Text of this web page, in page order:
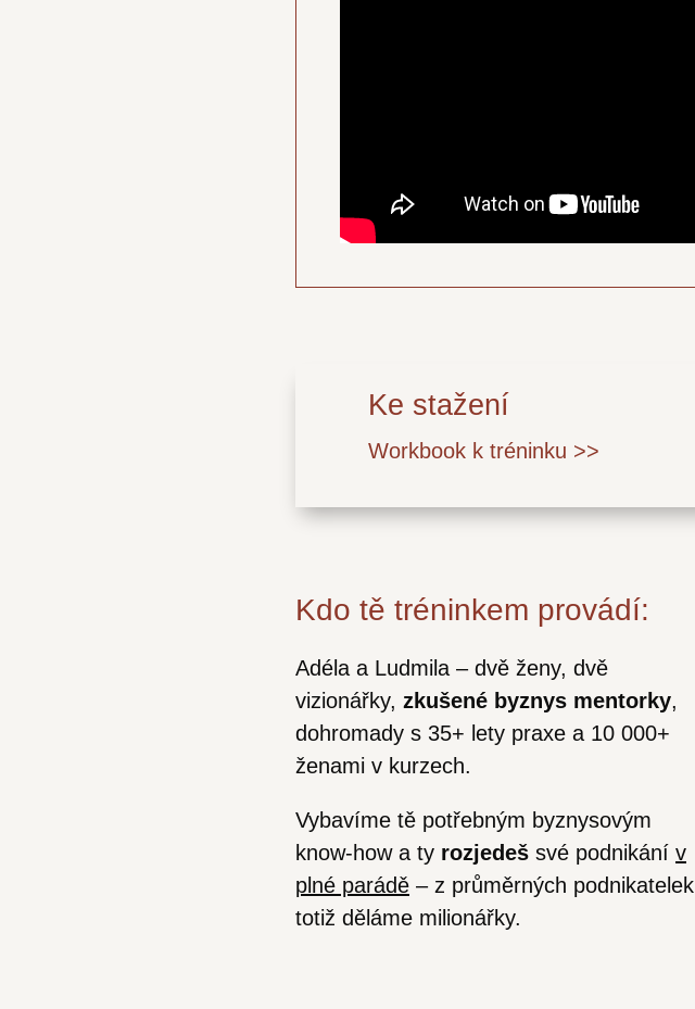
Ke stažení
Workbook k tréninku >>
Kdo tě tréninkem provádí:
Adéla a Ludmila – dvě ženy, dvě
vizionářky, zkušené byznys mentorky,
dohromady s 35+ lety praxe a 10 000+
ženami v kurzech.
Vybavíme tě potřebným byznysovým
know-how a ty rozjedeš své podnikání v
plné parádě – z průměrných podnikatelek
totiž děláme milionářky.